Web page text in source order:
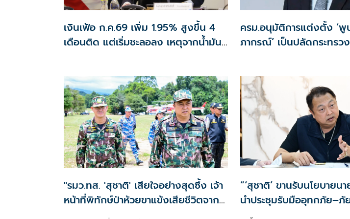
เงินเฟ้อ ก.ค.69 เพิ่ม 1.95% สูงขึ้น 4
เดือนติด แต่เริ่มชะลอลง เหตุจากน้ำมัน
ครม.อนุมัติการแต่งตั้ง ‘
ภากรณ์’ เป็นปลัดกระทร
"รมว.ทส. 'สุชาติ' เสียใจอย่างสุดซึ้ง เจ้า
หน้าที่พิทักษ์ป่าห้วยขาแข้งเสียชีวิตจาก
เหตุถูกสัตว์ป่าทำร้าย สั่งดูแลครอบครัว
“‘สุชาติ’ ขานรับนโยบายน
นำประชุมรับมืออุทกภัย–ภั
ตะวันออก สั่ง 8 จังหวัดเ